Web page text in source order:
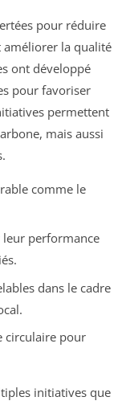
pour réduire
améliorer la qualité
ont développé
pour favoriser
permettent
mais aussi
comme le
performance
dans le cadre
circulaire pour
initiatives que